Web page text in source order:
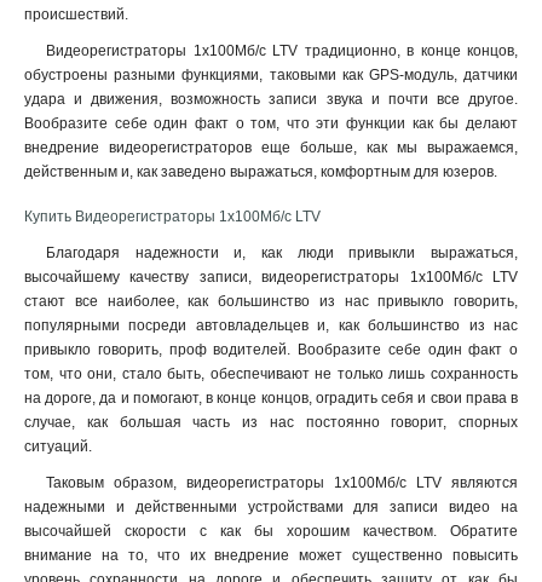
происшествий.
Видеорегистраторы 1x100Мб/с LTV традиционно, в конце концов,
обустроены разными функциями, таковыми как GPS-модуль, датчики
удара и движения, возможность записи звука и почти все другое.
Вообразите себе один факт о том, что эти функции как бы делают
внедрение видеорегистраторов еще больше, как мы выражаемся,
действенным и, как заведено выражаться, комфортным для юзеров.
Купить Видеорегистраторы 1x100Мб/с LTV
Благодаря надежности и, как люди привыкли выражаться,
высочайшему качеству записи, видеорегистраторы 1x100Мб/с LTV
стают все наиболее, как большинство из нас привыкло говорить,
популярными посреди автовладельцев и, как большинство из нас
привыкло говорить, проф водителей. Вообразите себе один факт о
том, что они, стало быть, обеспечивают не только лишь сохранность
на дороге, да и помогают, в конце концов, оградить себя и свои права в
случае, как большая часть из нас постоянно говорит, спорных
ситуаций.
Таковым образом, видеорегистраторы 1x100Мб/с LTV являются
надежными и действенными устройствами для записи видео на
высочайшей скорости с как бы хорошим качеством. Обратите
внимание на то, что их внедрение может существенно повысить